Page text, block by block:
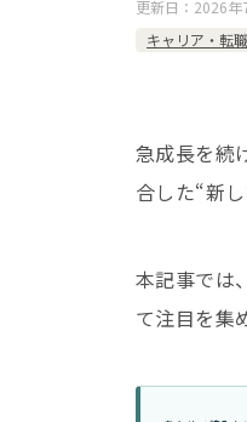
更新日： 2026年
キャリア・転職
急成長を続
合した“新
本記事では
て注目を集